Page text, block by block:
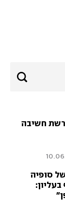
חשיבה
סופיה
בעליון: